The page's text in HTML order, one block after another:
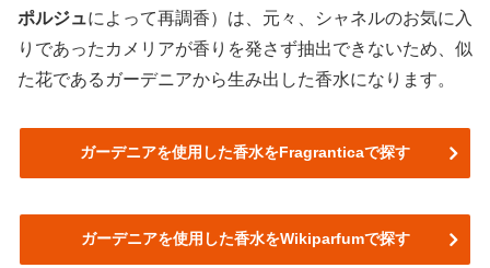
ポルジュによって再調香）は、元々、シャネルのお気に入
りであったカメリアが香りを発さず抽出できないため、似
た花であるガーデニアから生み出した香水になります。
ガーデニアを使用した香水をFragranticaで探す
ガーデニアを使用した香水をWikiparfumで探す